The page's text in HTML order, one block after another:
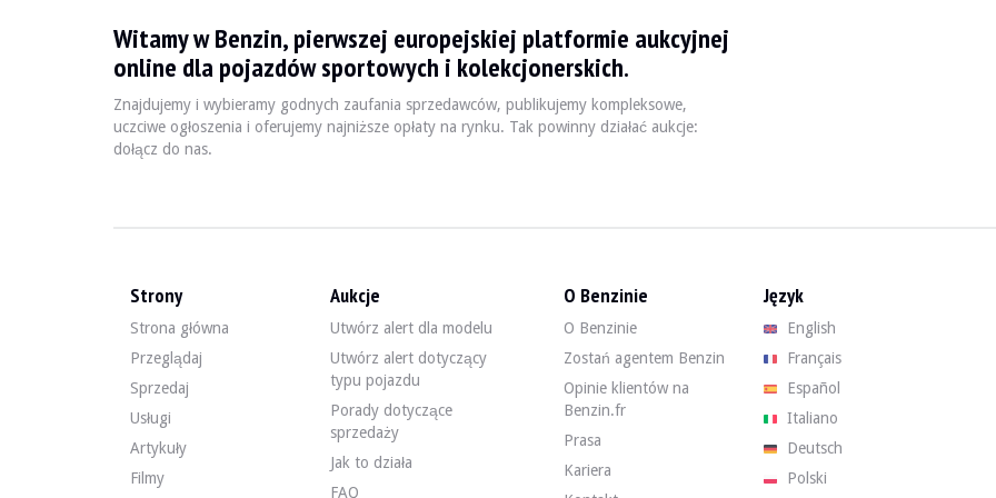
L'Audi A7 4G8 est une berline de luxe produite entre 2010 et 2018, alliant élégance et performance. Avec son design
Fiche technique
Guide de l'acheteur
Lors de l'achat d'une Audi A7 4G8, il est essentiel de vérifier l'historique d'entretien et les éventuels rappels. Les problèmes
Odkryj wszystkie nasze ogłoszenia o sprzedaży Audi A7 4G8. Znajdź swoje używane Audi A7 4G8 na Benzin w najlepszej
Audi A7 4G8 — Sprzedane
Witamy w Benzin, pierwszej europejskiej platformie aukcyjnej
online dla pojazdów sportowych i kolekcjonerskich.
Znajdujemy i wybieramy godnych zaufania sprzedawców, publikujemy kompleksowe,
uczciwe ogłoszenia i oferujemy najniższe opłaty na rynku. Tak powinny działać aukcje:
dołącz do nas.
Strony
Strona główna
Przeglądaj
Sprzedaj
Usługi
Artykuły
Filmy
Aukcje
Utwórz alert dla modelu
Utwórz alert dotyczący
typu pojazdu
Porady dotyczące
sprzedaży
Jak to działa
FAQ
O Benzinie
O Benzinie
Zostań agentem Benzin
Opinie klientów na
Benzin.fr
Prasa
Kariera
Język
English
Français
Español
Italiano
Deutsch
Polski